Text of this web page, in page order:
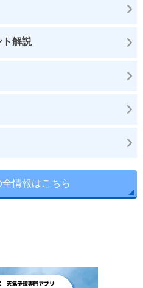
ト解説
情報はこちら